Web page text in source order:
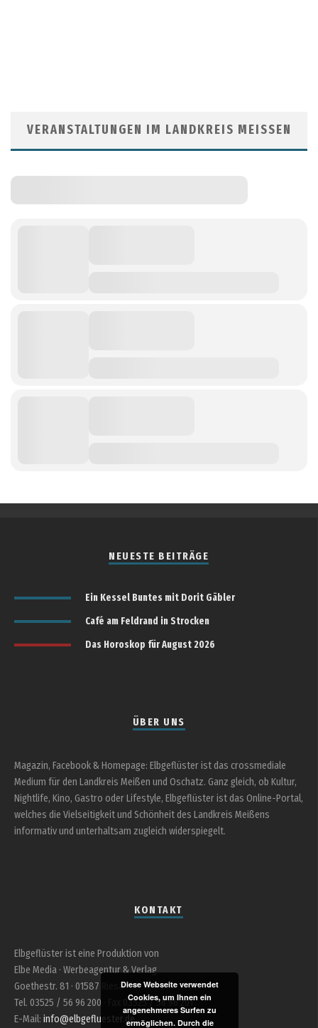
VERANSTALTUNGEN IM LANDKREIS MEISSEN
NEUESTE BEITRÄGE
Ein Kessel Buntes mit Dorit Gäbler
Café am Feldrand in Strocken
Das Horoskop für August 2026
ÜBER UNS
Magazin, Facebook & Homepage: Elbgeflüster ist das crossmediale
Medium für den Landkreis Meißen und Oschatz. Ganz gleich, ob Kultur,
Nightlife, Kino, Gastro oder Lifestyle, Elbgeflüster ist das Online-Portal,
welches die Vielseitigkeit und Schönheit des Landkreis Meißens
informativ und unterhaltsam zugleich widerspiegelt.
KONTAKT
Elbgeflüster ist eine Produktion von
Elbe Media · Werbeagentur & Verlag
Goethestr. 81 · 01587 Riesa
Tel. 03525 / 56 96 200 · Fax 03525 / 56 96 201
E-Mail: info@elbgefluester.de
Diese Webseite verwendet
Cookies, um Ihnen ein
angenehmeres Surfen zu
ermöglichen. Durch die